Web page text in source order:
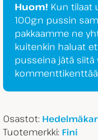
Huom! Kun tilaat
100g:n pussin
pakkaamme ne
kuitenkin haluat
pusseina jätä
Osastot:
Tuotemerkki: Fini